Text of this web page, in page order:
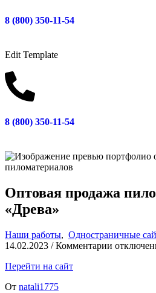
8 (800) 350-11-54
Edit Template
8 (800) 350-11-54
Оптовая продажа
«Древа»
Наши работы, Одностраничные
14.02.2023 / Комментарии
Перейти на сайт
От natali1775